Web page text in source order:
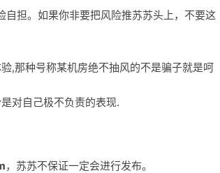
担。如果你非要把风险推苏苏头上，不要这
,那种号称某机房绝不抽风的不是骗子就是呵
对自己极不负责的表现.
，苏苏不保证一定会进行发布。